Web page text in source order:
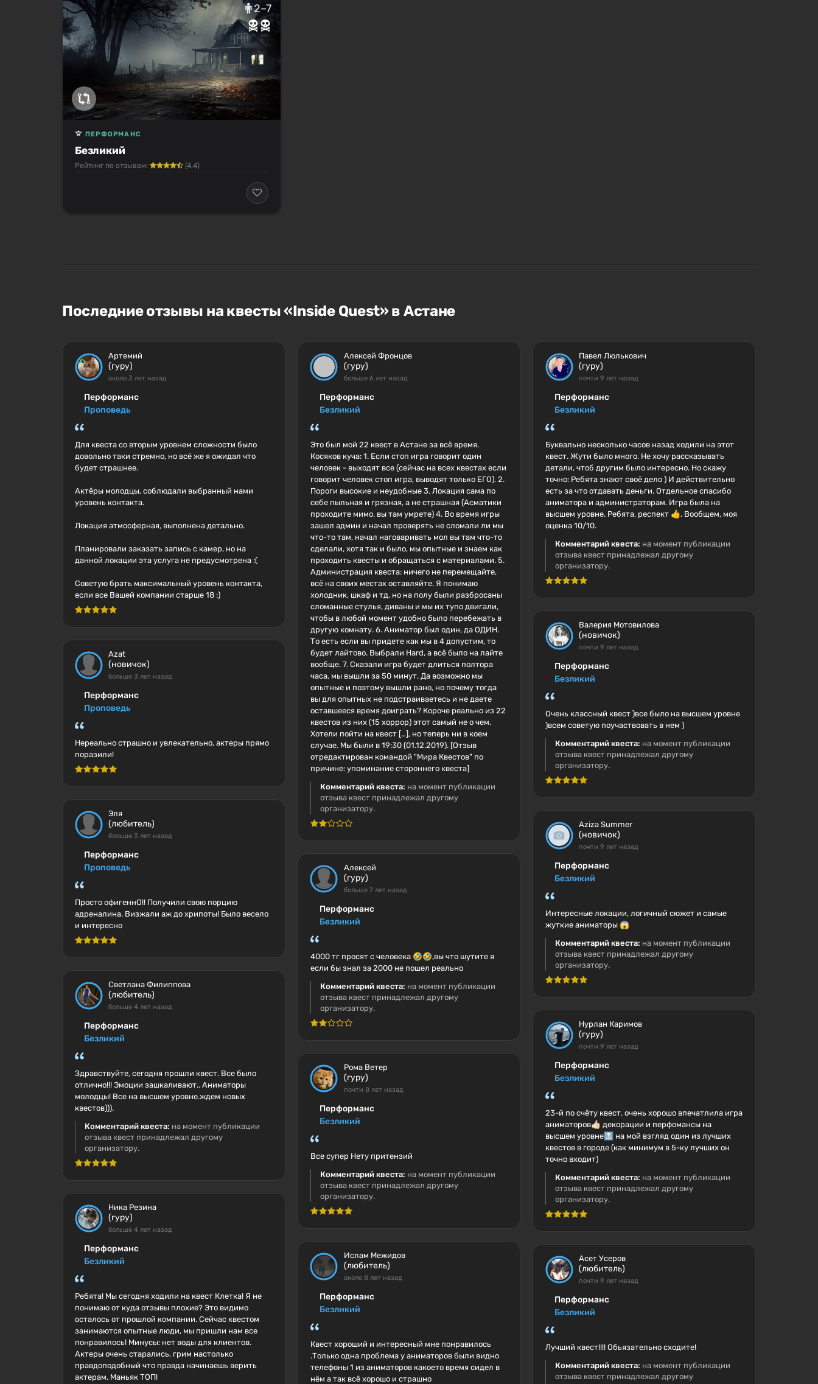
2–7
Безликий
ПЕРФОРМАНС
Рейтинг по отзывам: (4.4)
Последние отзывы на квесты «Inside Quest» в Астане
Артемий
(гуру)
около 3 лет назад
Перформанс
Проповедь
Для квеста со вторым уровнем сложности было
довольно таки стремно, но всё же я ожидал что
будет страшнее.
Актёры молодцы, соблюдали выбранный нами
уровень контакта.
Локация атмосферная, выполнена детально.
Планировали заказать запись с камер, но на
данной локации эта услуга не предусмотрена :(
Советую брать максимальный уровень контакта,
если все Вашей компании старше 18 :)
Azat
(новичок)
больше 3 лет назад
Перформанс
Проповедь
Нереально страшно и увлекательно, актеры прямо
поразили!
Эля
(любитель)
больше 3 лет назад
Перформанс
Проповедь
Просто офигеннО!! Получили свою порцию
адреналина. Визжали аж до хрипоты! Было весело
и интересно
Светлана Филиппова
(любитель)
больше 4 лет назад
Перформанс
Безликий
Здравствуйте, сегодня прошли квест. Все было
отлично!!! Эмоции зашкаливают.. Аниматоры
молодцы! Все на высшем уровне.ждем новых
квестов))).
Комментарий квеста: на момент публикации
отзыва квест принадлежал другому
организатору.
Ника Резина
(гуру)
больше 4 лет назад
Перформанс
Безликий
Ребята! Мы сегодня ходили на квест Клетка! Я не
понимаю от куда отзывы плохие? Это видимо
осталось от прошлой компании. Сейчас квестом
занимаются опытные люди, мы пришли нам все
понравилось! Минусы: нет воды для клиентов.
Актеры очень старались, грим настолько
правдоподобный что правда начинаешь верить
актерам. Маньяк ТОП!
Алексей Фронцов
(гуру)
больше 6 лет назад
Перформанс
Безликий
Это был мой 22 квест в Астане за всё время.
Косяков куча: 1. Если стоп игра говорит один
человек - выходят все (сейчас на всех квестах если
говорит человек стоп игра, выводят только ЕГО). 2.
Пороги высокие и неудобные 3. Локация сама по
себе пыльная и грязная, а не страшная (Асматики
проходите мимо, вы там умрете) 4. Во время игры
зашел админ и начал проверять не сломали ли мы
что-то там, начал наговаривать мол вы там что-то
сделали, хотя так и было, мы опытные и знаем как
проходить квесты и обращаться с материалами. 5.
Администрация квеста: ничего не перемещайте,
всё на своих местах оставляйте. Я понимаю
холодник, шкаф и тд, но на полу были разбросаны
сломанные стулья, диваны и мы их тупо двигали,
чтобы в любой момент удобно было перебежать в
другую комнату. 6. Аниматор был один, да ОДИН.
То есть если вы придете как мы в 4 допустим, то
будет лайтово. Выбрали Hard, а всё было на лайте
вообще. 7. Сказали игра будет длиться полтора
часа, мы вышли за 50 минут. Да возможно мы
опытные и поэтому вышли рано, но почему тогда
вы для опытных не подстраиваетесь и не даете
оставшееся время доиграть? Короче реально из 22
квестов из них (15 хоррор) этот самый не о чем.
Хотели пойти на квест […], но теперь ни в коем
случае. Мы были в 19:30 (01.12.2019). [Отзыв
отредактирован командой "Мира Квестов" по
причине: упоминание стороннего квеста]
Комментарий квеста: на момент публикации
отзыва квест принадлежал другому
организатору.
Алексей
(гуру)
больше 7 лет назад
Перформанс
Безликий
4000 тг просят с человека 🤣🤣,вы что шутите я
если бы знал за 2000 не пошел реально
Комментарий квеста: на момент публикации
отзыва квест принадлежал другому
организатору.
Рома Ветер
(гуру)
почти 8 лет назад
Перформанс
Безликий
Все супер Нету притензий
Комментарий квеста: на момент публикации
отзыва квест принадлежал другому
организатору.
Ислам Межидов
(любитель)
около 8 лет назад
Перформанс
Безликий
Квест хороший и интересный мне понравилось
.Только одна проблема у аниматоров были видно
телефоны 1 из аниматоров какоето время сидел в
нём а так всё хорошо и страшно
Павел Люлькович
(гуру)
почти 9 лет назад
Перформанс
Безликий
Буквально несколько часов назад ходили на этот
квест. Жути было много. Не хочу рассказывать
детали, чтоб другим было интересно. Но скажу
точно: Ребята знают своё дело ) И действительно
есть за что отдавать деньги. Отдельное спасибо
аниматора и администраторам. Игра была на
высшем уровне. Ребята, респект 👍. Вообщем, моя
оценка 10/10.
Комментарий квеста: на момент публикации
отзыва квест принадлежал другому
организатору.
Валерия Мотовилова
(новичок)
почти 9 лет назад
Перформанс
Безликий
Очень классный квест )все было на высшем уровне
)всем советую поучаствовать в нем )
Комментарий квеста: на момент публикации
отзыва квест принадлежал другому
организатору.
Aziza Summer
(новичок)
почти 9 лет назад
Перформанс
Безликий
Интересные локации, логичный сюжет и самые
жуткие аниматоры 😱
Комментарий квеста: на момент публикации
отзыва квест принадлежал другому
организатору.
Нурлан Каримов
(гуру)
почти 9 лет назад
Перформанс
Безликий
23-й по счёту квест. очень хорошо впечатлила игра
аниматоров👍🏻 декорации и перфомансы на
высшем уровне🔝 на мой взгляд один из лучших
квестов в городе (как минимум в 5-ку лучших он
точно входит)
Комментарий квеста: на момент публикации
отзыва квест принадлежал другому
организатору.
Асет Усеров
(любитель)
почти 9 лет назад
Перформанс
Безликий
Лучший квест!!!! Обьязательно сходите!
Комментарий квеста: на момент публикации
отзыва квест принадлежал другому